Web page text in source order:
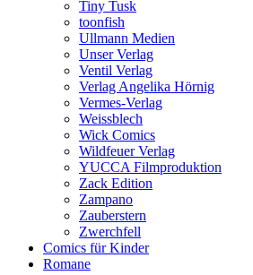
Tiny Tusk
toonfish
Ullmann Medien
Unser Verlag
Ventil Verlag
Verlag Angelika Hörnig
Vermes-Verlag
Weissblech
Wick Comics
Wildfeuer Verlag
YUCCA Filmproduktion
Zack Edition
Zampano
Zauberstern
Zwerchfell
Comics für Kinder
Romane